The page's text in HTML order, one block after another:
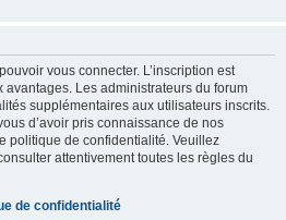
vous connecter. L’inscription est
Les administrateurs du forum
supplémentaires aux utilisateurs inscrits.
d’avoir pris connaissance de nos
politique de confidentialité. Veuillez
attentivement toutes les règles du
de confidentialité